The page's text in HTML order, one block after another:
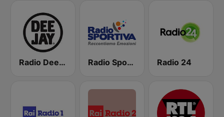
Radio Deejay Radio Sportiva Radio 24